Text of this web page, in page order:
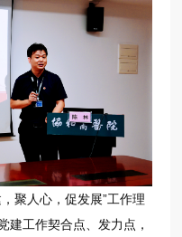
聚人心，促发展”工作理
建工作契合点、发力点，